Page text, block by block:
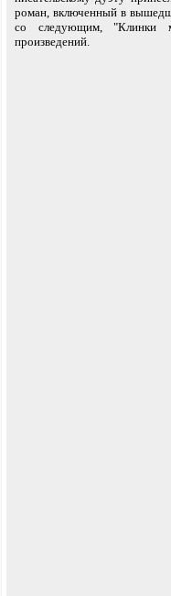
роман, включенный в
со следующим, "Клинки
произведений.